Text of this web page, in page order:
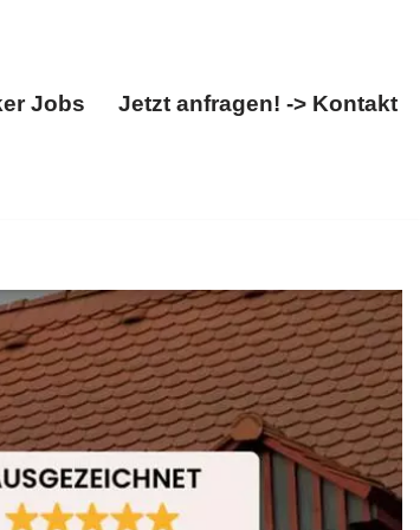
Jobs Jetzt anfragen! -> Kontakt
✓Dachfenster, ✓Dachdecker,